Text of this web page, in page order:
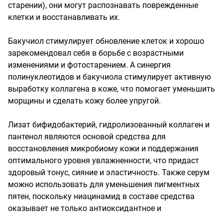
старении), они могут распознавать поврежденные
клетки и восстанавливать их.
Бакучиол стимулирует обновление клеток и хорошо
зарекомендовал себя в борьбе с возрастными
изменениями и фотостарением. А синергия
полинуклеотидов и бакучиола стимулирует активную
выработку коллагена в коже, что помогает уменьшить
морщины и сделать кожу более упругой.
Лизат бифидобактерий, гидролизованный коллаген и
пантенол являются основой средства для
восстановления микробиому кожи и поддержания
оптимального уровня увлажненности, что придаст
здоровый тонус, сияние и эластичность. Также серум
можно использовать для уменьшения пигментных
пятен, поскольку ниацинамид в составе средства
оказывает не только антиоксидантное и